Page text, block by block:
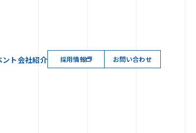
ト会社紹介 採用情報 お問い合わせ